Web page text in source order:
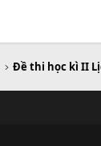
Đề thi học kì II